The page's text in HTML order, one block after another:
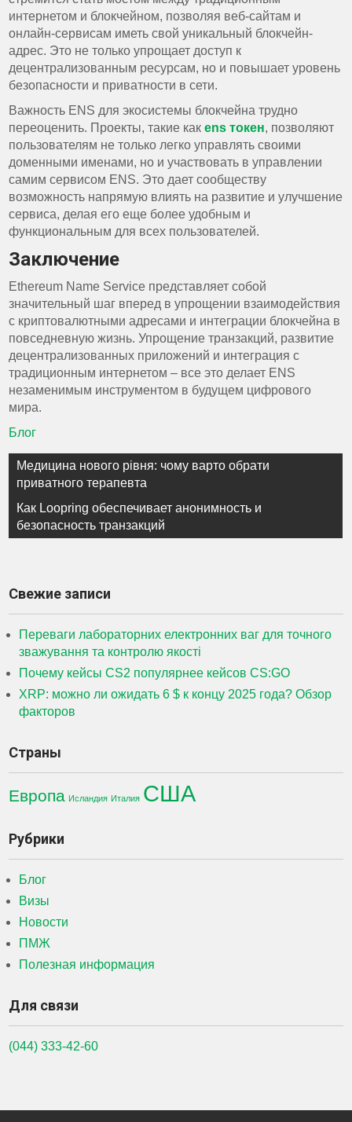
интернетом и блокчейном, позволяя веб-сайтам и
онлайн-сервисам иметь свой уникальный блокчейн-
адрес. Это не только упрощает доступ к
децентрализованным ресурсам, но и повышает уровень
безопасности и приватности в сети.
Важность ENS для экосистемы блокчейна трудно
переоценить. Проекты, такие какens токен, позволяют
пользователям не только легко управлять своими
доменными именами, но и участвовать в управлении
самим сервисом ENS. Это дает сообществу
возможность напрямую влиять на развитие и улучшение
сервиса, делая его еще более удобным и
функциональным для всех пользователей.
Заключение
Ethereum Name Service представляет собой
значительный шаг вперед в упрощении взаимодействия
с криптовалютными адресами и интеграции блокчейна в
повседневную жизнь. Упрощение транзакций, развитие
децентрализованных приложений и интеграция с
традиционным интернетом – все это делает ENS
незаменимым инструментом в будущем цифрового
мира.
Блог
Навигация
по
записям
Медицина нового рівня: чому варто обрати
приватного терапевта
Как Loopring обеспечивает анонимность и
безопасность транзакций
Свежие записи
Переваги лабораторних електронних ваг для точного
зважування та контролю якості
Почему кейсы CS2 популярнее кейсов CS:GO
XRP: можно ли ожидать 6 $ к концу 2025 года? Обзор
факторов
Страны
Европа Исландия Италия США
Рубрики
Блог
Визы
Новости
ПМЖ
Полезная информация
Для связи
(044) 333-42-60